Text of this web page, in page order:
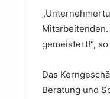
gemeistert!“,
Das
Beratung und